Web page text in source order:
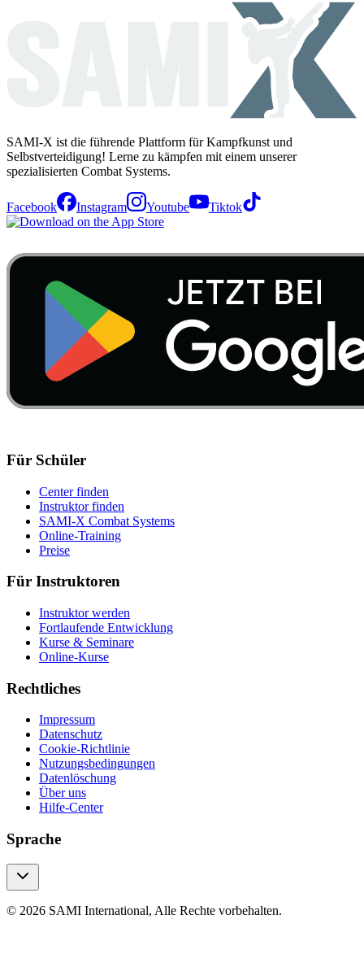
SAMI-X ist die führende Plattform für Kampfkunst und
Selbstverteidigung! Lerne zu kämpfen mit einem unserer
spezialisierten Combat Systems.
Facebook Instagram Youtube Tiktok
Für Schüler
Center finden
Instruktor finden
SAMI-X Combat Systems
Online-Training
Preise
Für Instruktoren
Instruktor werden
Fortlaufende Entwicklung
Kurse & Seminare
Online-Kurse
Rechtliches
Impressum
Datenschutz
Cookie-Richtlinie
Nutzungsbedingungen
Datenlöschung
Über uns
Hilfe-Center
Sprache
© 2026 SAMI International, Alle Rechte vorbehalten.